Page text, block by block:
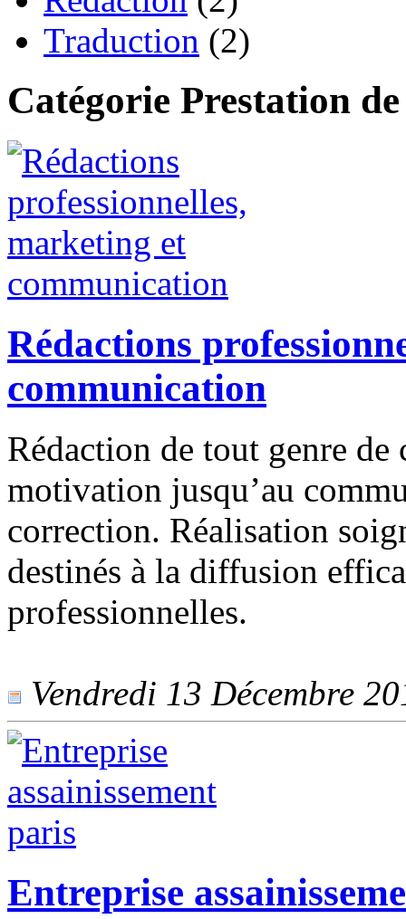
Traduction (2)
Catégorie Prestation
Rédactions
communication
Rédaction de tout genre de
motivation jusqu’au
correction. Réalisation
destinés à la diffusion
professionnelles.
Vendredi 13 Décembre
Entreprise